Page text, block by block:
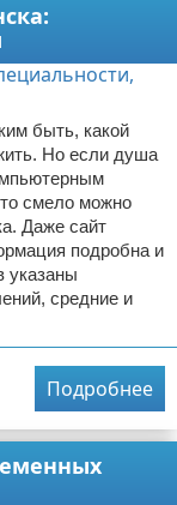
быть, какой
Но если душа
смело можно
Даже сайт
подробна и
указаны
средние и
Подробнее